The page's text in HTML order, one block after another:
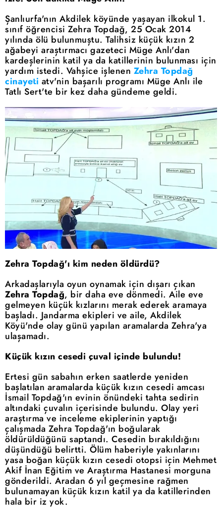
Şanlıurfa'nın Akdilek köyünde yaşayan ilkokul 1.
sınıf öğrencisi Zehra Topdağ, 25 Ocak 2014
yılında ölü bulunmuştu. Talihsiz küçük kızın 2
ağabeyi araştırmacı gazeteci Müge Anlı'dan
kardeşlerinin katil ya da katillerinin bulunması için
yardım istedi. Vahşice işlenen Zehra Topdağ
cinayeti atv'nin başarılı programı Müge Anlı ile
Tatlı Sert'te bir kez daha gündeme geldi.
Zehra Topdağ'ı kim neden öldürdü?
Arkadaşlarıyla oyun oynamak için dışarı çıkan
Zehra Topdağ, bir daha eve dönmedi. Aile eve
gelmeyen küçük kızlarını merak ederek aramaya
başladı. Jandarma ekipleri ve aile, Akdilek
Köyü'nde olay günü yapılan aramalarda Zehra'ya
ulaşamadı.
Küçük kızın cesedi çuval içinde bulundu!
Ertesi gün sabahın erken saatlerde yeniden
başlatılan aramalarda küçük kızın cesedi amcası
İsmail Topdağ'ın evinin önündeki tahta sedirin
altındaki çuvalın içerisinde bulundu. Olay yeri
araştırma ve inceleme ekiplerinin yaptığı
çalışmada Zehra Topdağ'ın boğularak
öldürüldüğünü saptandı. Cesedin bırakıldığını
düşündüğü belirtti. Ölüm haberiyle yakınlarını
yasa boğan küçük kızın cesedi otopsi için Mehmet
Akif İnan Eğitim ve Araştırma Hastanesi morguna
gönderildi. Aradan 6 yıl geçmesine rağmen
bulunamayan küçük kızın katil ya da katillerinden
hala bir iz yok.